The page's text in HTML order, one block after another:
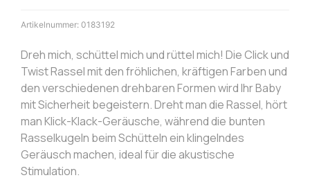
Artikelnummer: 0183192
Dreh mich, schüttel mich und rüttel mich! Die Click und
Twist Rassel mit den fröhlichen, kräftigen Farben und
den verschiedenen drehbaren Formen wird Ihr Baby
mit Sicherheit begeistern. Dreht man die Rassel, hört
man Klick-Klack-Geräusche, während die bunten
Rasselkugeln beim Schütteln ein klingelndes
Geräusch machen, ideal für die akustische
Stimulation.